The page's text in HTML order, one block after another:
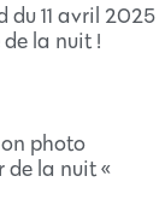
du 11 avril 2025
la nuit !
photo
de la nuit «